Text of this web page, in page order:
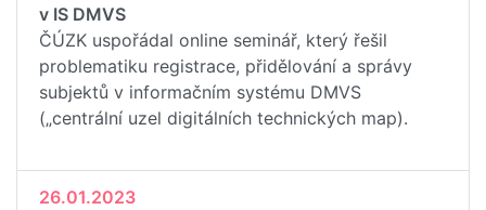
v IS DMVS
ČÚZK uspořádal online seminář, který řešil
problematiku registrace, přidělování a správy
subjektů v informačním systému DMVS
(„centrální uzel digitálních technických map).
26.01.2023